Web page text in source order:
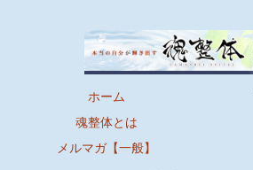
ホーム
魂整体とは
メルマガ【一般】